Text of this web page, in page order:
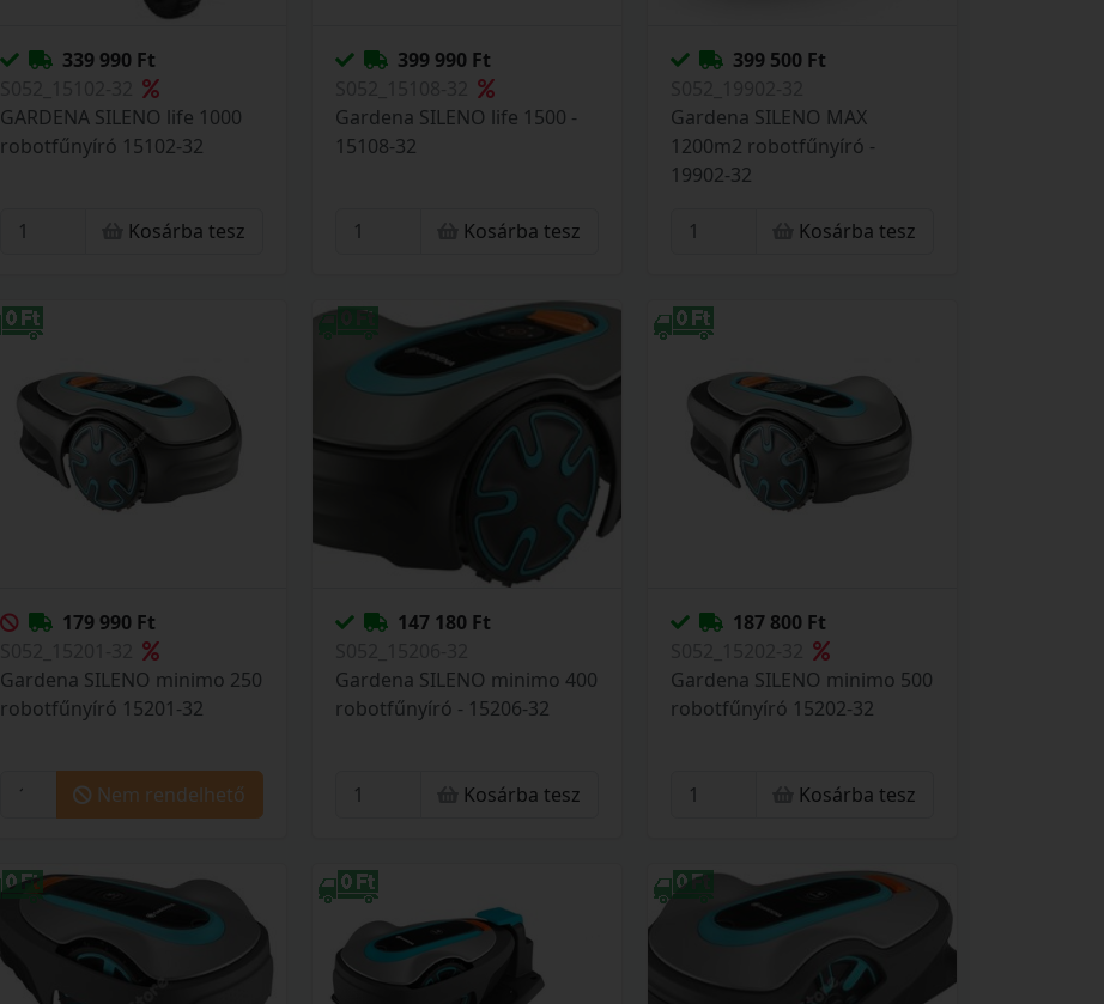
339 990 Ft
GARDENA SILENO life 1000
robotfűnyíró 15102-32
Kosárba tesz
399 990 Ft
Gardena SILENO life 1500 -
15108-32
Kosárba tesz
399 500 Ft
Gardena SILENO MAX
1200m2 robotfűnyíró -
19902-32
Kosárba tesz
179 990 Ft
Gardena SILENO minimo 250
robotfűnyíró 15201-32
Nem rendelhető
147 180 Ft
Gardena SILENO minimo 400
robotfűnyíró - 15206-32
Kosárba tesz
187 800 Ft
Gardena SILENO minimo 500
robotfűnyíró 15202-32
Kosárba tesz